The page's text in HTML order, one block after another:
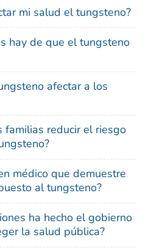
mi salud el tungsteno?
hay de que el tungsteno
afectar a los
familias reducir el riesgo
médico que demuestre
al tungsteno?
ha hecho el gobierno
la salud pública?